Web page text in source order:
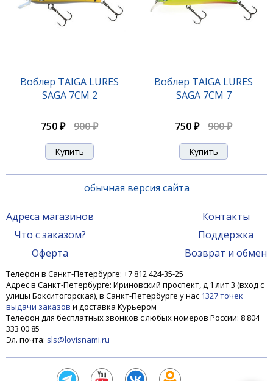
Воблер TAIGA LURES
SAGA 7CM 2
750 ₽ 900 ₽
Воблер TAIGA LURES
SAGA 7CM 7
750 ₽ 900 ₽
обычная версия сайта
Адреса магазинов
Что с заказом?
Оферта
Контакты
Поддержка
Возврат и обмен
Телефон в Санкт-Петербурге: +7 812 424-35-25
Адрес в Санкт-Петербурге: Ириновский проспект, д 1 лит 3 (вход с
улицы Бокситогорская), в Санкт-Петербурге у нас 1327 точек
выдачи заказов и доставка Курьером
Телефон для бесплатных звонков с любых номеров России: 8 804
333 00 85
Эл. почта: sls@lovisnami.ru